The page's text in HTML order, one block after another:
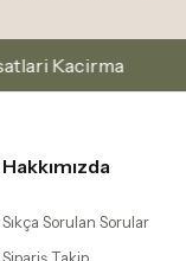
E-
Hakkımızda
Sıkça Sorulan Sorular
Sipariş Takip